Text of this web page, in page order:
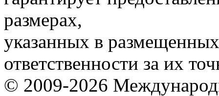
размерах,
указанных в
ответственности за их
© 2009-2026